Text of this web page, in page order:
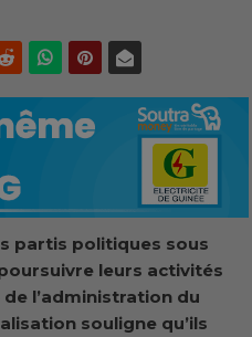
partis politiques sous
leurs activités
l’administration du
souligne qu’ils